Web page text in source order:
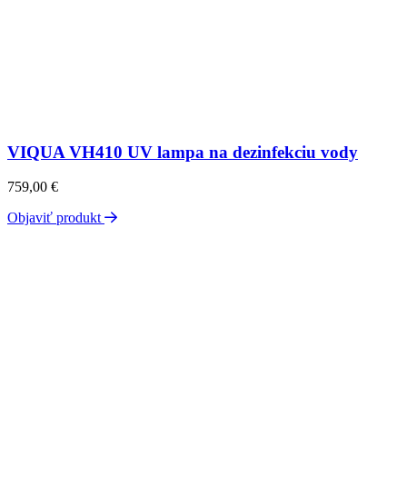
VIQUA VH410 UV lampa na dezinfekciu vody
759,00 €
Objaviť produkt